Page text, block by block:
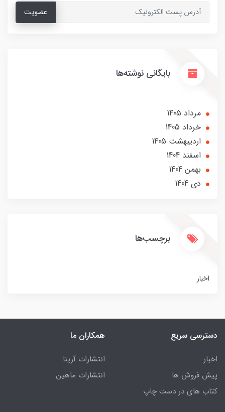
عضویت
بایگانی نوشته‌ها
مرداد 1405
خرداد 1405
ارديبهشت 1405
اسفند 1404
بهمن 1404
دی 1404
برچسب‌ها
اخبار
دسترسی سریع
اخبار
پیش فروش ها
کتاب های در دست چاپ
همکاران ما
انتشارات آرینا
انتشارات ماهین